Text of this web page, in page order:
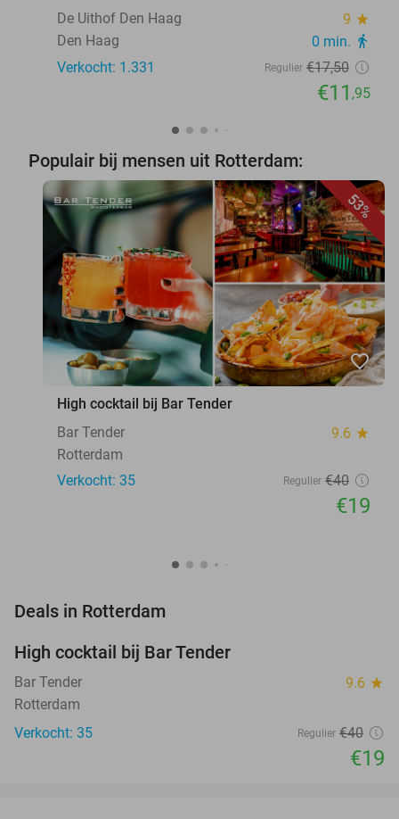
De Uithof Den Haag
9 star
Den Haag 0 min. directions_walk
Verkocht: 1.331 Regulier €17,50
€11 ,95
Populair bij mensen uit Rotterdam:
53%
favorite_border
High cocktail bij Bar Tender
Bar Tender
9.6 star
Rotterdam
Verkocht: 35
Regulier €40
€19
Deals in Rotterdam
High cocktail bij Bar Tender
Bar Tender 9.6 star
Rotterdam
Verkocht: 35
Regulier €40
€19